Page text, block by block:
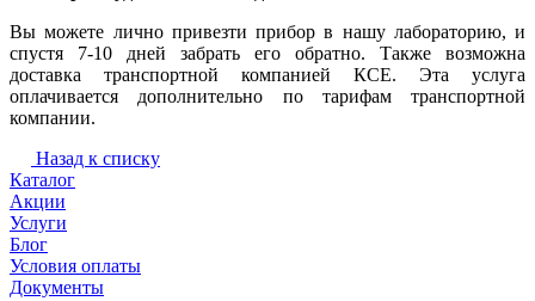
Вы можете лично привезти прибор в нашу лабораторию, и
спустя 7-10 дней забрать его обратно. Также возможна
доставка транспортной компанией КСЕ. Эта услуга
оплачивается дополнительно по тарифам транспортной
компании.
Назад к списку
Каталог
Акции
Услуги
Блог
Условия оплаты
Документы